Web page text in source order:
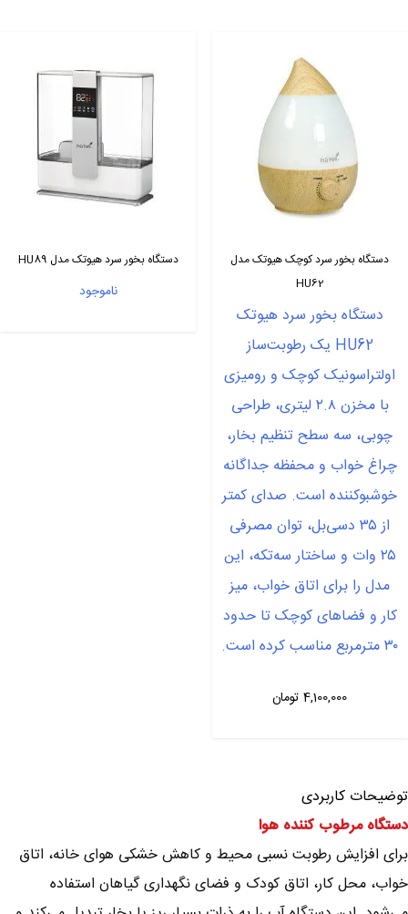
دستگاه بخور سرد کوچک هیوتک مدل
HU62
دستگاه بخور سرد هیوتک
HU62 یک رطوبت‌ساز
اولتراسونیک کوچک و رومیزی
با مخزن ۲.۸ لیتری، طراحی
چوبی، سه سطح تنظیم بخار،
چراغ خواب و محفظه جداگانه
خوشبوکننده است. صدای کمتر
از ۳۵ دسی‌بل، توان مصرفی
۲۵ وات و ساختار سه‌تکه، این
مدل را برای اتاق خواب، میز
کار و فضاهای کوچک تا حدود
۳۰ مترمربع مناسب کرده است.
4,100,000 تومان
دستگاه بخور سرد هیوتک مدل HU89
ناموجود
توضیحات کاربردی
دستگاه مرطوب کننده هوا
برای افزایش رطوبت نسبی محیط و کاهش خشکی هوای خانه، اتاق
خواب، محل کار، اتاق کودک و فضای نگهداری گیاهان استفاده